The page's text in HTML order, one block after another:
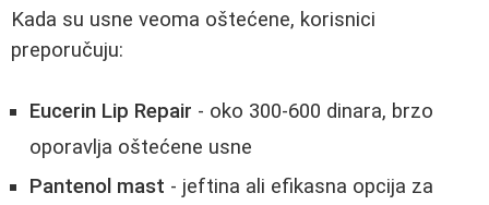
Kada su usne veoma oštećene, korisnici
preporučuju:
Eucerin Lip Repair - oko 300-600 dinara, brzo
oporavlja oštećene usne
Pantenol mast - jeftina ali efikasna opcija za